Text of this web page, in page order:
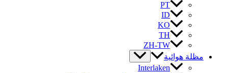
PT
ID
KO
TH
ZH-TW
مظلة هوائية
Interlaken